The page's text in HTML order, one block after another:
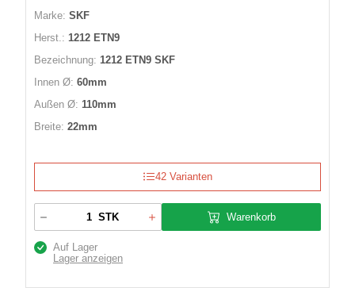
Marke: SKF
Herst.: 1212 ETN9
Bezeichnung: 1212 ETN9 SKF
Innen Ø: 60mm
Außen Ø: 110mm
Breite: 22mm
42 Varianten
STK Warenkorb
Auf Lager
Lager anzeigen